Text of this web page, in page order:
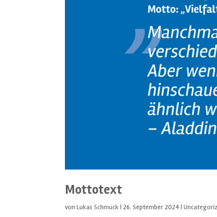
Mottotext
vonLukas Schmuck|26. September 2024|